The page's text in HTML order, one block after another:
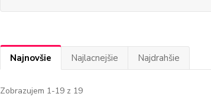
Najnovšie Najlacnejšie Najdrahšie
Zobrazujem 1-19 z 19